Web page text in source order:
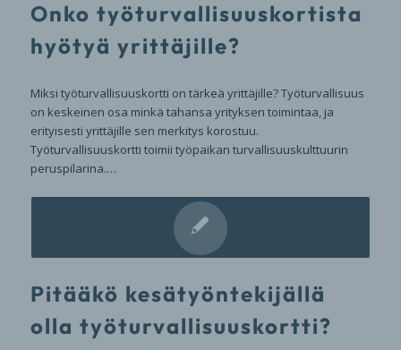
Onko työturvallisuuskortista
hyötyä yrittäjille?
Miksi työturvallisuuskortti on tärkeä yrittäjille? Työturvallisuus
on keskeinen osa minkä tahansa yrityksen toimintaa, ja
erityisesti yrittäjille sen merkitys korostuu.
Työturvallisuuskortti toimii työpaikan turvallisuuskulttuurin
peruspilarina.…
Pitääkö kesätyöntekijällä
olla työturvallisuuskortti?